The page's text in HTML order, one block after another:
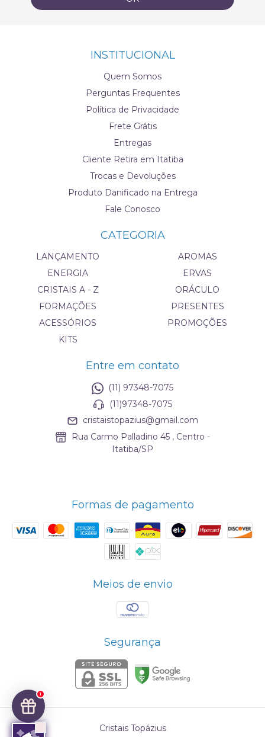
1
INSTITUCIONAL
Quem Somos
Perguntas Frequentes
Política de Privacidade
Frete Grátis
Entregas
Cliente Retira em Itatiba
Trocas e Devoluções
Produto Danificado na Entrega
Fale Conosco
CATEGORIA
LANÇAMENTO
ENERGIA
CRISTAIS A - Z
FORMAÇÕES
ACESSÓRIOS
KITS
AROMAS
ERVAS
ORÁCULO
PRESENTES
PROMOÇÕES
Entre em contato
(11) 97348-7075
(11)97348-7075
cristaistopazius@gmail.com
Rua Carmo Palladino 45 , Centro -
Itatiba/SP
Formas de pagamento
Meios de envio
Segurança
Cristais Topázius